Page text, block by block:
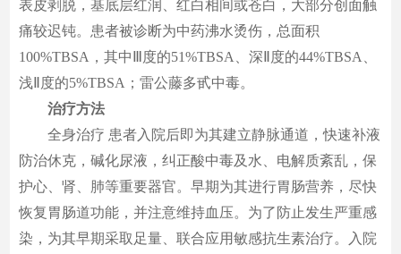
表皮剥脱，基底层红润、红白相间或苍白，大部分创面触
痛较迟钝。患者被诊断为中药沸水烫伤，总面积
100%TBSA，其中Ⅲ度的51%TBSA、深Ⅱ度的44%TBSA、
浅Ⅱ度的5%TBSA；雷公藤多甙中毒。
治疗方法
全身治疗 患者入院后即为其建立静脉通道，快速补液
防治休克，碱化尿液，纠正酸中毒及水、电解质紊乱，保
护心、肾、肺等重要器官。早期为其进行胃肠营养，尽快
恢复胃肠道功能，并注意维持血压。为了防止发生严重感
染，为其早期采取足量、联合应用敏感抗生素治疗。入院